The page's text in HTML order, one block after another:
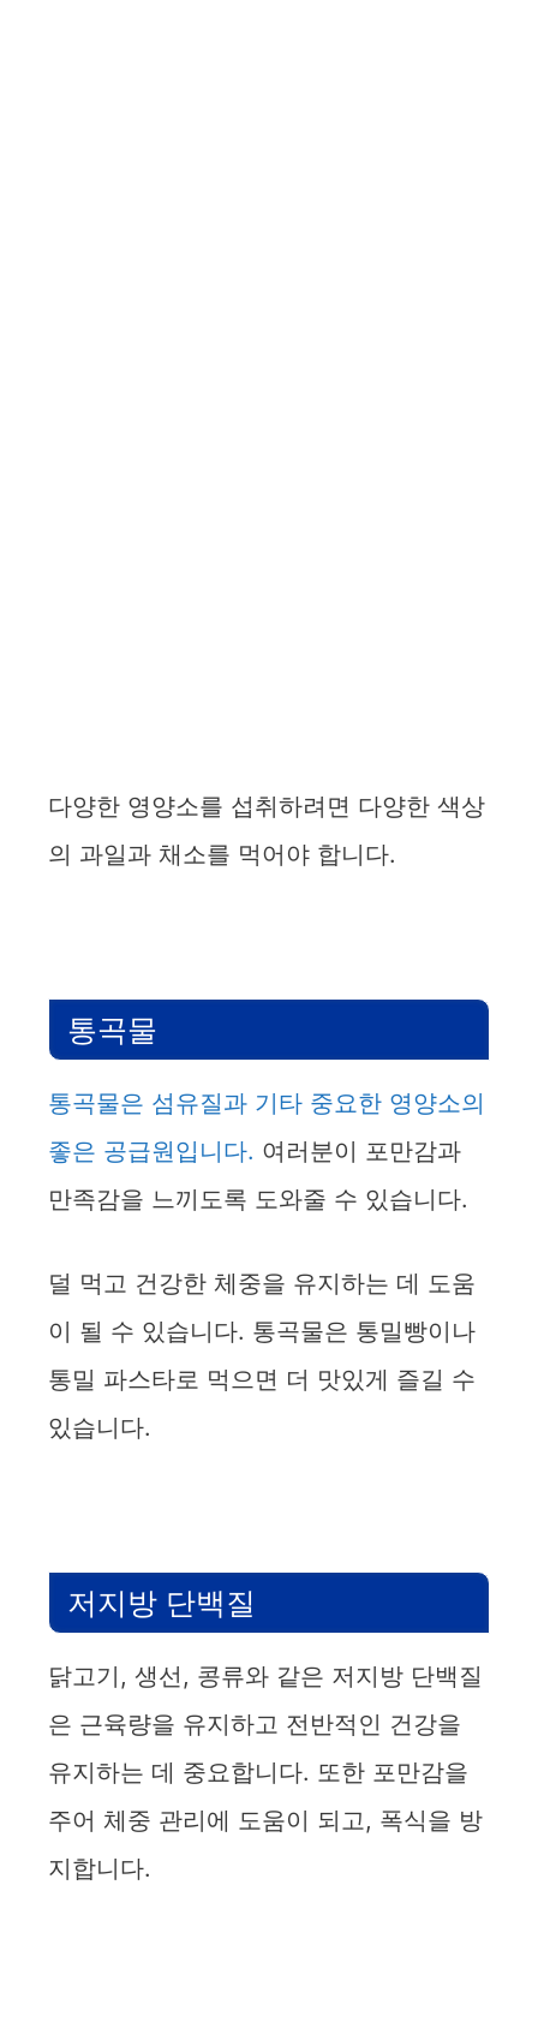
다양한 영양소를 섭취하려면 다양한 색상
의 과일과 채소를 먹어야 합니다.
통곡물
통곡물은 섬유질과 기타 중요한 영양소의
좋은 공급원입니다. 여러분이 포만감과
만족감을 느끼도록 도와줄 수 있습니다.
덜 먹고 건강한 체중을 유지하는 데 도움
이 될 수 있습니다. 통곡물은 통밀빵이나
통밀 파스타로 먹으면 더 맛있게 즐길 수
있습니다.
저지방 단백질
닭고기, 생선, 콩류와 같은 저지방 단백질
은 근육량을 유지하고 전반적인 건강을
유지하는 데 중요합니다. 또한 포만감을
주어 체중 관리에 도움이 되고, 폭식을 방
지합니다.